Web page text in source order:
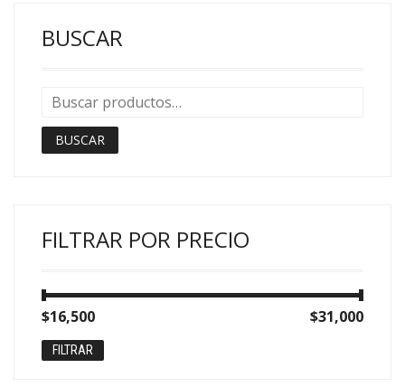
BUSCAR
BUSCAR
FILTRAR POR PRECIO
Precio
mínimo
Precio
máximo
FILTRAR
$16,500 $31,000